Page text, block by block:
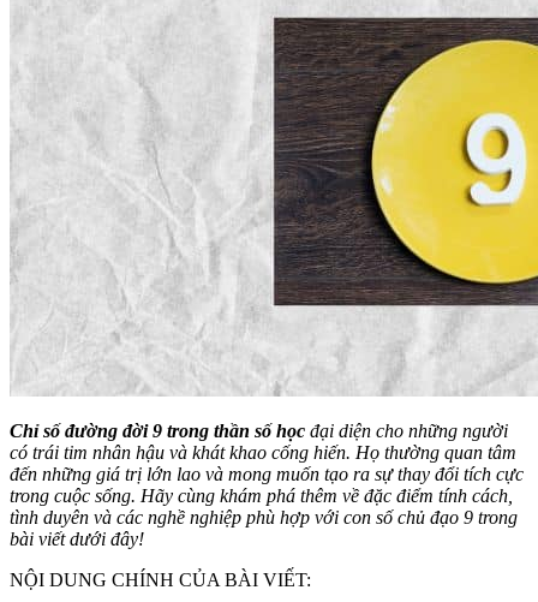
Chỉ số đường đời 9 trong thần số học đại diện cho những người
có trái tim nhân hậu và khát khao cống hiến. Họ thường quan tâm
đến những giá trị lớn lao và mong muốn tạo ra sự thay đổi tích cực
trong cuộc sống. Hãy cùng khám phá thêm về đặc điểm tính cách,
tình duyên và các nghề nghiệp phù hợp với con số chủ đạo 9 trong
bài viết dưới đây!
NỘI DUNG CHÍNH CỦA BÀI VIẾT: